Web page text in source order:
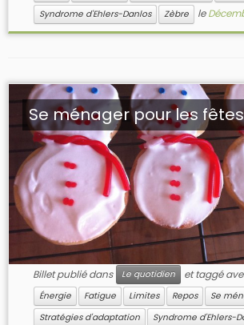
Syndrome d'Ehlers-Danlos
Zèbre le
Se ménager pour les fêtes
Billet publié dans Le quotidien et taggé
Énergie
Fatigue Limites Repos
Se
Stratégies d'adaptation
Syndrome d'Ehlers-